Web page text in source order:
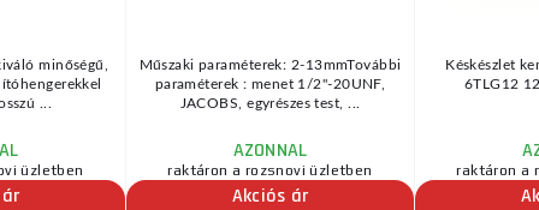
minőségű,
...
üzletben
Műszaki paraméterek: 2-13mmTovábbi
paraméterek : menet 1/2"-20UNF,
JACOBS, egyrészes test, ...
AZONNAL
raktáron a rozsnovi üzletben
Akciós ár
Késkészlet
6TLG12
raktáron a